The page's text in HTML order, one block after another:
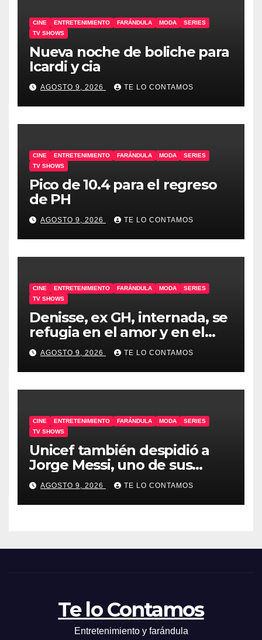
CINE ENTRETENIMIENTO FARÁNDULA MODA
SERIES
TV SHOWS
Nueva noche de boliche para
Icardi y cia
AGOSTO 9, 2026 TE LO CONTAMOS
CINE ENTRETENIMIENTO FARÁNDULA MODA
SERIES
TV SHOWS
Pico de 10.4 para el regreso
de PH
AGOSTO 9, 2026 TE LO CONTAMOS
CINE ENTRETENIMIENTO FARÁNDULA MODA
SERIES
TV SHOWS
Denisse, ex GH, internada, se
refugia en el amor y en el
humor
AGOSTO 9, 2026 TE LO CONTAMOS
CINE ENTRETENIMIENTO FARÁNDULA MODA
SERIES
TV SHOWS
Unicef también despidió a
Jorge Messi, uno de sus
embajadores
AGOSTO 9, 2026 TE LO CONTAMOS
Te lo Contamos
Entretenimiento y farándula